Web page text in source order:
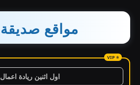
مواقع صديقة
اول اثنين ريادة اعمال